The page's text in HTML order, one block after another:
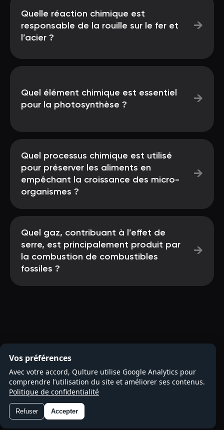
Quelle réaction chimique est
responsable de la rouille sur le fer et
l’acier ?
→
Quel élément chimique est essentiel
pour la photosynthèse ?
→
Quel processus chimique est utilisé
pour préserver les aliments en
empêchant la croissance des micro-
organismes ?
→
Quel gaz, contribuant à l’effet de
serre, est principalement produit par
la combustion de combustibles
fossiles ?
→
Vos préférences
Avec votre accord, Qulture utilise Google Analytics pour
comprendre l’utilisation du site et améliorer ses contenus.
Politique de confidentialité
Refuser Accepter